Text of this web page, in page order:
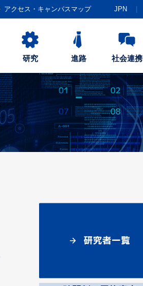
アクセス・キャンパスマップ JPN
研究 進路 社会連携